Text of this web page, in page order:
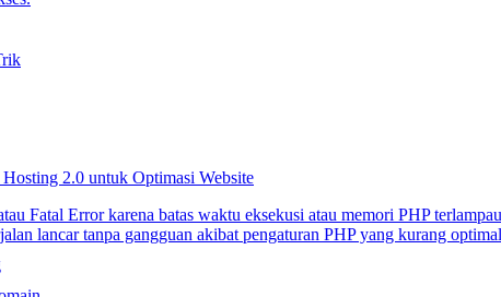
2.0 untuk Optimasi Website
Fatal Error karena batas waktu eksekusi atau memori PHP
lancar tanpa gangguan akibat pengaturan PHP yang kurang